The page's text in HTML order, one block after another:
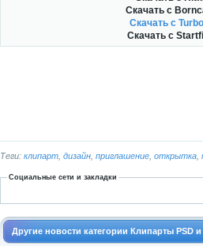
Скачать с
Скачать с
Скачать с
Теги: клипарт дизайн приглашение открытка
Социальные сети и закладки
Другие новости категории Клипарты PSD